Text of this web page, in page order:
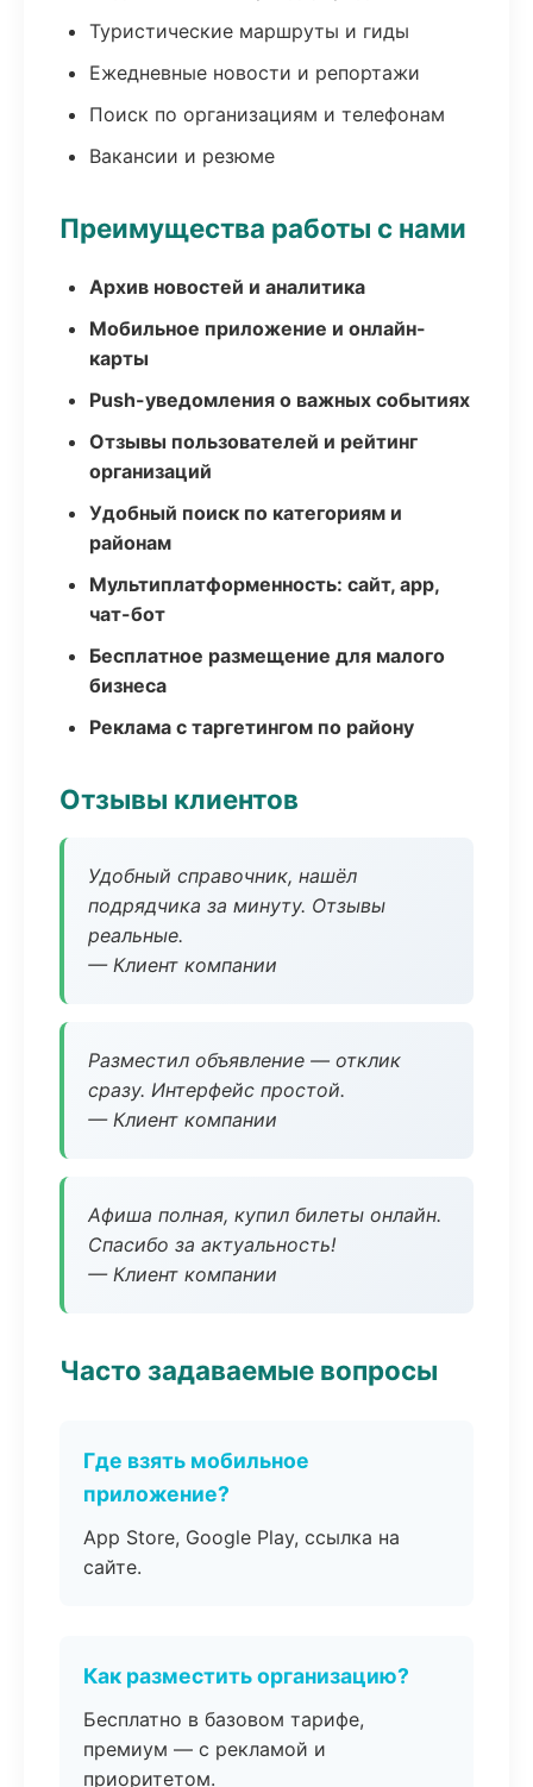
Туристические маршруты и гиды
Ежедневные новости и репортажи
Поиск по организациям и телефонам
Вакансии и резюме
Преимущества работы с нами
Архив новостей и аналитика
Мобильное приложение и онлайн-
карты
Push-уведомления о важных событиях
Отзывы пользователей и рейтинг
организаций
Удобный поиск по категориям и
районам
Мультиплатформенность: сайт, app,
чат-бот
Бесплатное размещение для малого
бизнеса
Реклама с таргетингом по району
Отзывы клиентов
Удобный справочник, нашёл
подрядчика за минуту. Отзывы
реальные.
— Клиент компании
Разместил объявление — отклик
сразу. Интерфейс простой.
— Клиент компании
Афиша полная, купил билеты онлайн.
Спасибо за актуальность!
— Клиент компании
Часто задаваемые вопросы
Где взять мобильное
приложение?
App Store, Google Play, ссылка на
сайте.
Как разместить организацию?
Бесплатно в базовом тарифе,
премиум — с рекламой и
приоритетом.